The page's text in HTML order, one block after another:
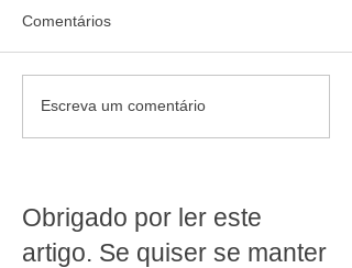
Fraudes com Inteligência
Comentários
Escreva um comentário
Obrigado por ler este
artigo. Se quiser se manter